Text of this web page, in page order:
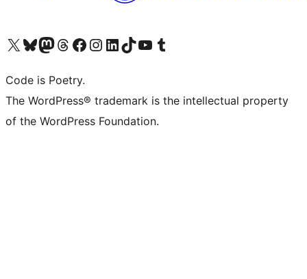
Visit our X (formerly Twitter) account
Visit our Bluesky account
Visit our Mastodon account
Visit our Threads account
Visit our Facebook page
Visit our Instagram account
Visit our LinkedIn account
Visit our TikTok account
Visit our YouTube channel
Visit our Tumblr account
Code is Poetry.
The WordPress® trademark is the intellectual property
of the WordPress Foundation.